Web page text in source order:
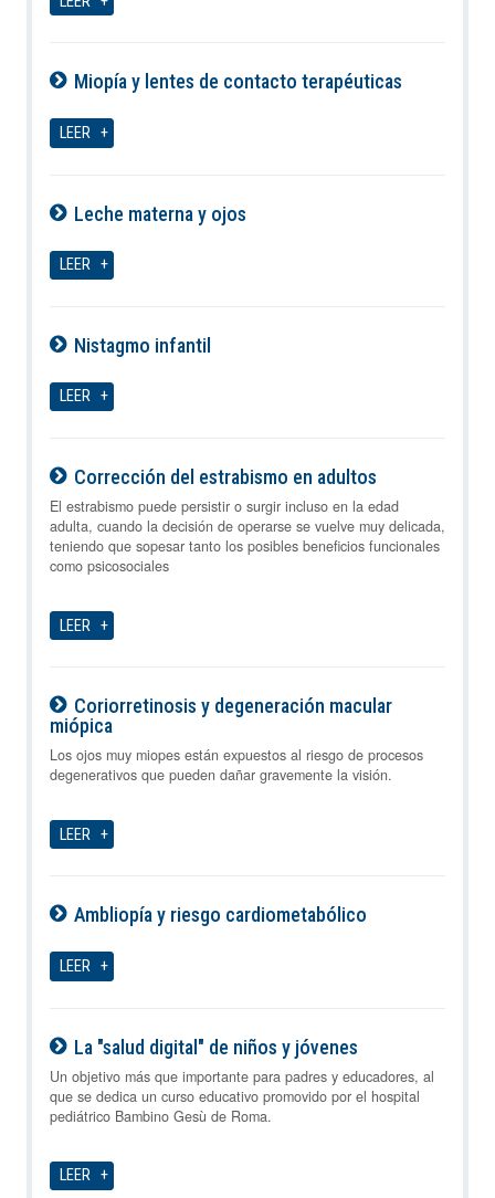
Miopía y lentes de contacto terapéuticas
LEER
Leche materna y ojos
LEER
Nistagmo infantil
LEER
Corrección del estrabismo en adultos
07-08-2026
El estrabismo puede persistir o surgir incluso en la edad
adulta, cuando la decisión de operarse se vuelve muy delicada,
teniendo que sopesar tanto los posibles beneficios funcionales
como psicosociales
LEER
Coriorretinosis y degeneración macular
miópica
07-08-2026
Los ojos muy miopes están expuestos al riesgo de procesos
degenerativos que pueden dañar gravemente la visión.
LEER
Ambliopía y riesgo cardiometabólico
LEER
La "salud digital" de niños y jóvenes
07-08-2026
Un objetivo más que importante para padres y educadores, al
que se dedica un curso educativo promovido por el hospital
pediátrico Bambino Gesù de Roma.
LEER